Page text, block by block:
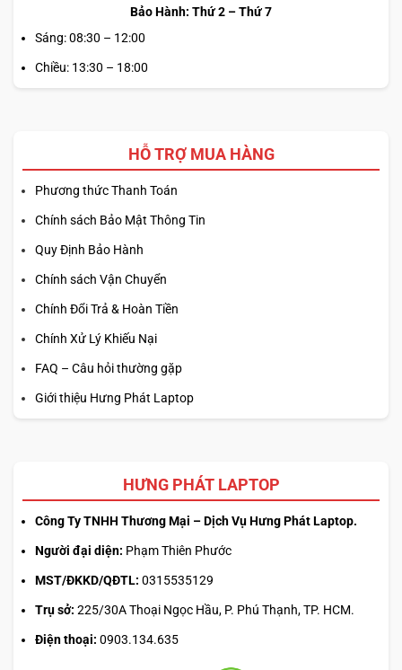
Bảo Hành: Thứ 2 – Thứ 7
Sáng: 08:30 – 12:00
Chiều: 13:30 – 18:00
HỖ TRỢ MUA HÀNG
Phương thức Thanh Toán
Chính sách Bảo Mật Thông Tin
Quy Định Bảo Hành
Chính sách Vận Chuyển
Chính Đổi Trả & Hoàn Tiền
Chính Xử Lý Khiếu Nại
FAQ – Câu hỏi thường gặp
Giới thiệu Hưng Phát Laptop
HƯNG PHÁT LAPTOP
Công Ty TNHH Thương Mại – Dịch Vụ Hưng Phát Laptop.
Người đại diện: Phạm Thiên Phước
MST/ĐKKD/QĐTL: 0315535129
Trụ sở: 225/30A Thoại Ngọc Hầu, P. Phú Thạnh, TP. HCM.
Điện thoại: 0903.134.635